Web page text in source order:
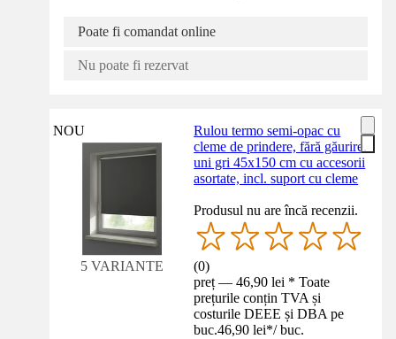
Poate fi comandat online
Nu poate fi rezervat
NOU
5 VARIANTE
Rulou termo semi-opac cu
cleme de prindere, fără găurire,
uni gri 45x150 cm cu accesorii
asortate, incl. suport cu cleme
Produsul nu are încă recenzii.
(0)
preț — 46,90 lei * Toate
prețurile conțin TVA și
costurile DEEE și DBA pe
buc.46,90 lei*/ buc.